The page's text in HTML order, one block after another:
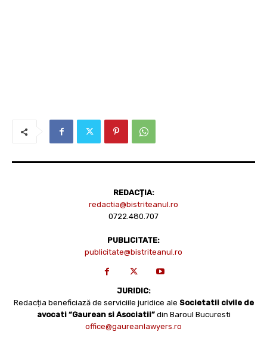
REDACȚIA:
redactia@bistriteanul.ro
0722.480.707
PUBLICITATE:
publicitate@bistriteanul.ro
JURIDIC:
Redacția beneficiază de serviciile juridice ale Societatii civile de
avocati “Gaurean si Asociatii” din Baroul Bucuresti
office@gaureanlawyers.ro